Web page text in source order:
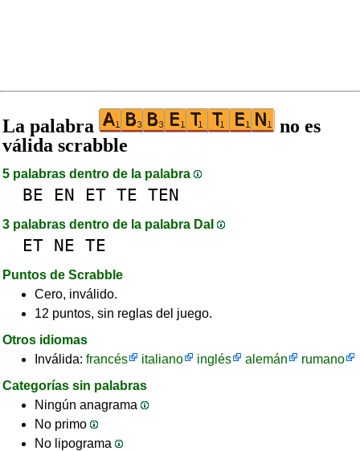
La palabra
no es
válida scrabble
5 palabras dentro de la palabra
BE EN ET TE TEN
3 palabras dentro de la palabra DaI
ET NE TE
Puntos de Scrabble
Cero, inválido.
12 puntos, sin reglas del juego.
Otros idiomas
Inválida: francés italiano inglés alemán
rumano
Categorías sin palabras
Ningún anagrama
No primo
No lipograma